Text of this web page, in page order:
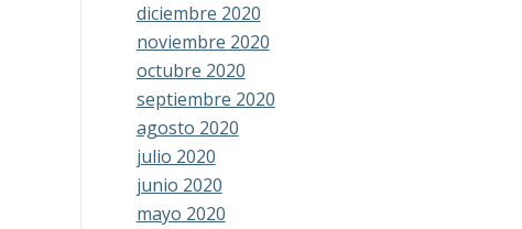
diciembre 2020
noviembre 2020
octubre 2020
septiembre 2020
agosto 2020
julio 2020
junio 2020
mayo 2020